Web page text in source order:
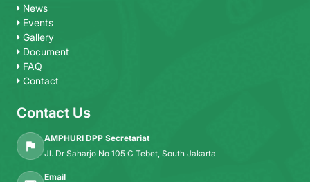
News
Events
Gallery
Document
FAQ
Contact
Contact Us
AMPHURI DPP Secretariat
Jl. Dr Saharjo No 105 C Tebet, South Jakarta
Email